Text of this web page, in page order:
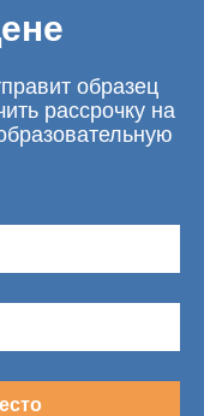
образец
рассрочку на